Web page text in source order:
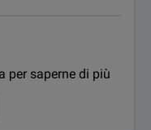
per saperne di più